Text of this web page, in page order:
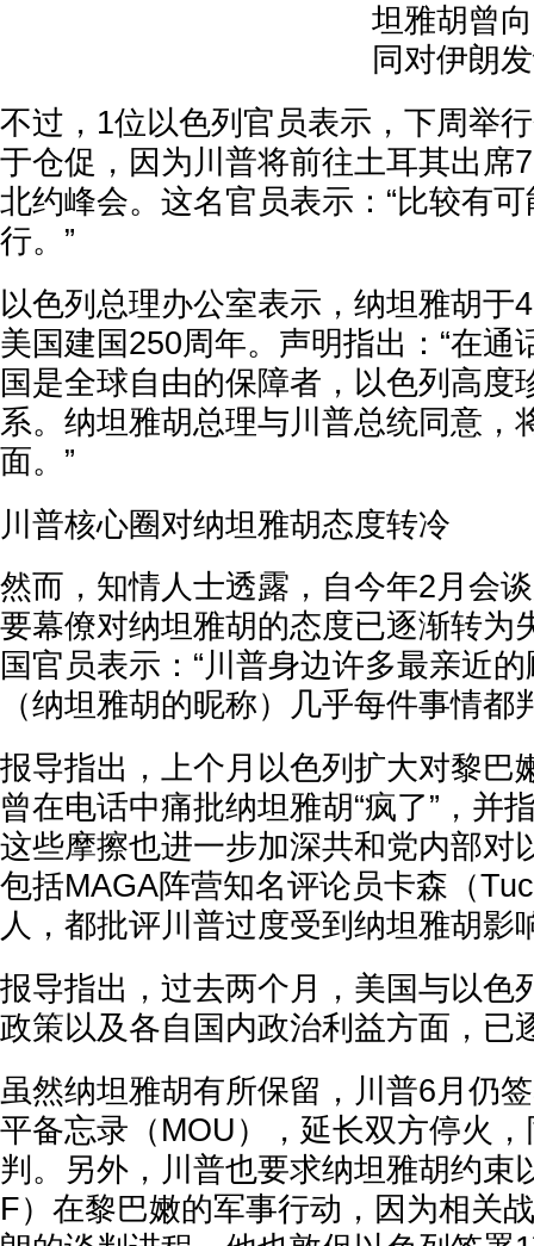
坦雅胡曾
同对伊朗
不过，1位以色列官员表示，下周举
于仓促，因为川普将前往土耳其出席
北约峰会。这名官员表示：“比较有
行。”
以色列总理办公室表示，纳坦雅胡于
美国建国250周年。声明指出：“在通
国是全球自由的保障者，以色列高度
系。纳坦雅胡总理与川普总统同意，
面。”
川普核心圈对纳坦雅胡态度转冷
然而，知情人士透露，自今年2月会
要幕僚对纳坦雅胡的态度已逐渐转为
国官员表示：“川普身边许多最亲近
（纳坦雅胡的昵称）几乎每件事情都
报导指出，上个月以色列扩大对黎巴
曾在电话中痛批纳坦雅胡“疯了”，并
这些摩擦也进一步加深共和党内部对
包括MAGA阵营知名评论员卡森（
人，都批评川普过度受到纳坦雅胡影
报导指出，过去两个月，美国与以色
政策以及各自国内政治利益方面，已
虽然纳坦雅胡有所保留，川普6月仍
平备忘录（MOU），延长双方停火
判。另外，川普也要求纳坦雅胡约束
F）在黎巴嫩的军事行动，因为相关